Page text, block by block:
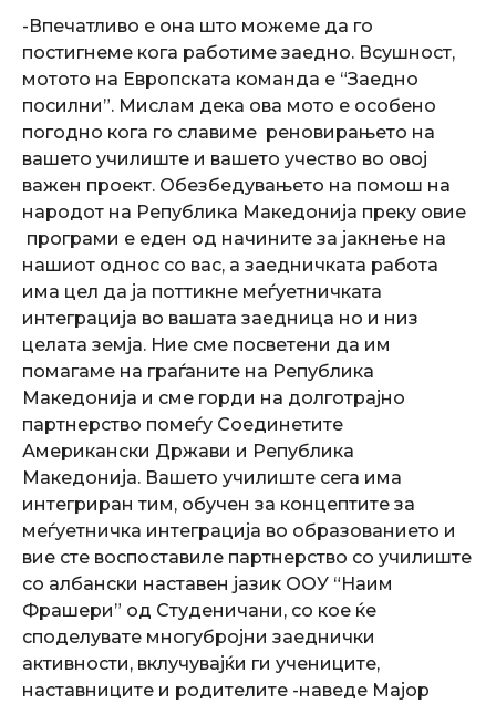
-Впечатливо е она што можеме да го
постигнеме кога работиме заедно. Всушност,
мотото на Европската команда е “Заедно
посилни”. Мислам дека ова мото е особено
погодно кога го славиме реновирањето на
вашето училиште и вашето учество во овој
важен проект. Обезбедувањето на помош на
народот на Република Македонија преку овие
програми е еден од начините за јакнење на
нашиот однос со вас, а заедничката работа
има цел да ја поттикне меѓуетничката
интеграција во вашата заедница но и низ
целата земја. Ние сме посветени да им
помагаме на граѓаните на Република
Македонија и сме горди на долготрајно
партнерство помеѓу Соединетите
Американски Држави и Република
Македонија. Вашето училиште сега има
интегриран тим, обучен за концептите за
меѓуетничка интеграција во образованието и
вие сте воспоставиле партнерство со училиште
со албански наставен јазик ООУ “Наим
Фрашери” од Студеничани, со кое ќе
споделувате многубројни заеднички
активности, вклучувајќи ги учениците,
наставниците и родителите -наведе Мајор